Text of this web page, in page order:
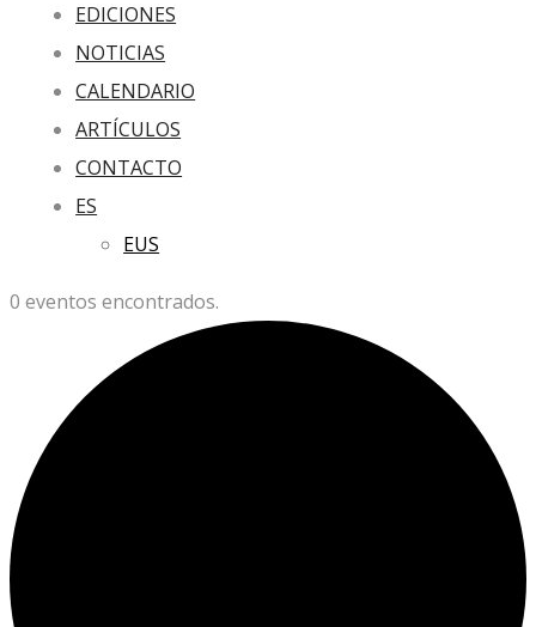
EDICIONES
NOTICIAS
CALENDARIO
ARTÍCULOS
CONTACTO
ES
EUS
0 eventos encontrados.